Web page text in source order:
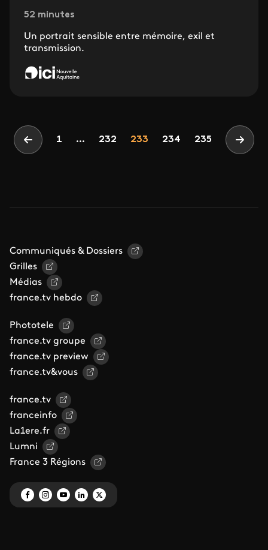
52 minutes
Un portrait sensible entre mémoire, exil et
transmission.
Pagination
Page précédente
1 ... Page
232 Page
233 Page
234 235 Page
Communiqués & Dossiers
Grilles
Médias
france.tv hebdo
Phototele
france.tv groupe
france.tv preview
france.tv&vous
france.tv
franceinfo
La1ere.fr
Lumni
France 3 Régions